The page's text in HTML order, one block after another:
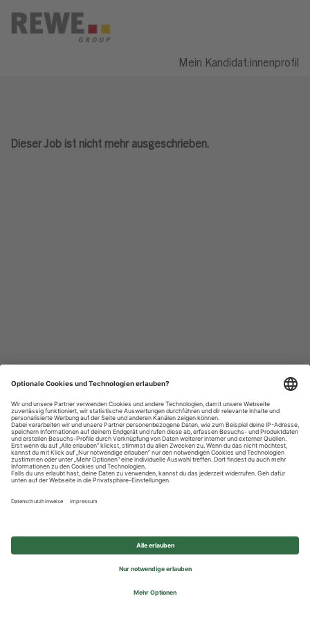
Mein Kandidat:innenprofil
Dieser Job ist nicht mehr ausgeschrieben.
Datenschutzhinweise
Impressum
Privatsphäre-Einstellungen
© 2026 REWE Group - All rights reserved